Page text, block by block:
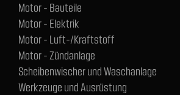
Motor - Bauteile
Motor - Elektrik
Motor - Luft-/Kraftstoff
Motor - Zündanlage
Scheibenwischer und Waschanlage
Werkzeuge und Ausrüstung